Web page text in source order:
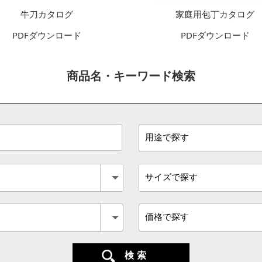
牛刀カタログ
PDFダウンロード
家庭用包丁カタログ
PDFダウンロード
商品名・キーワード検索